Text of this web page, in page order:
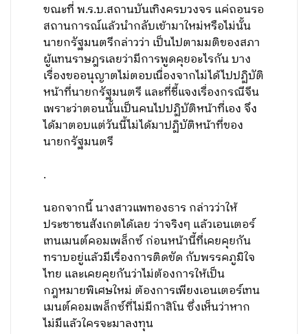
ขณะที่ พ.ร.บ.สถานบันเทิงครบวงจร แค่ถอนรอ
สถานการณ์แล้วนำกลับเข้ามาใหม่หรือไม่นั้น
นายกรัฐมนตรีกล่าวว่า เป็นไปตามมติของสภา
ผู้แทนราษฎรเลยว่ามีการพูดคุยอะไรกัน บาง
เรื่องขออนุญาตไม่ตอบเนื่องจากไม่ได้ไปปฏิบัติ
หน้าที่นายกรัฐมนตรี และที่ชี้แจงเรื่องกรณีจีน
เพราะว่าตอนนั้นเป็นคนไปปฏิบัติหน้าที่เอง จึง
ได้มาตอบแต่วันนี้ไม่ได้มาปฏิบัติหน้าที่ของ
นายกรัฐมนตรี
.
นอกจากนี้ นางสาวแพทองธาร กล่าวว่าให้
ประชาชนสังเกตได้เลย ว่าจริงๆ แล้วเอนเตอร์
เทนเมนต์คอมเพล็กซ์ ก่อนหน้านี้ที่เคยคุยกัน
ทราบอยู่แล้วมีเรื่องการติดขัด กับพรรคภูมิใจ
ไทย และเคยคุยกันว่าไม่ต้องการให้เป็น
กฎหมายพิเศษใหม่ ต้องการเพียงเอนเตอร์เทน
เมนต์คอมเพล็กซ์ที่ไม่มีกาสิโน ซึ่งเห็นว่าหาก
ไม่มีแล้วใครจะมาลงทุน